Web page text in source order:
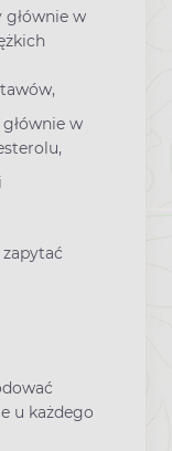
w
w
u każdego